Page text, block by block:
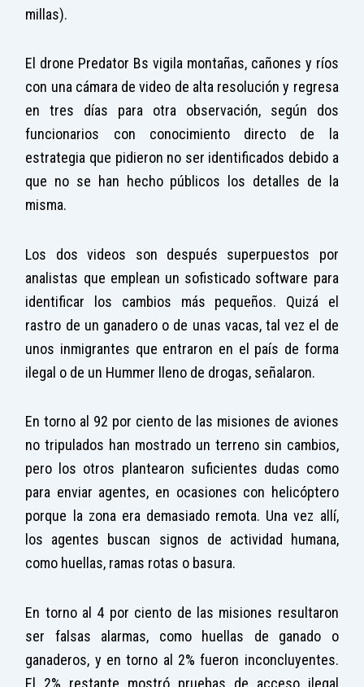
millas).
El drone Predator Bs vigila montañas, cañones y ríos
con una cámara de video de alta resolución y regresa
en tres días para otra observación, según dos
funcionarios con conocimiento directo de la
estrategia que pidieron no ser identificados debido a
que no se han hecho públicos los detalles de la
misma.
Los dos videos son después superpuestos por
analistas que emplean un sofisticado software para
identificar los cambios más pequeños. Quizá el
rastro de un ganadero o de unas vacas, tal vez el de
unos inmigrantes que entraron en el país de forma
ilegal o de un Hummer lleno de drogas, señalaron.
En torno al 92 por ciento de las misiones de aviones
no tripulados han mostrado un terreno sin cambios,
pero los otros plantearon suficientes dudas como
para enviar agentes, en ocasiones con helicóptero
porque la zona era demasiado remota. Una vez allí,
los agentes buscan signos de actividad humana,
como huellas, ramas rotas o basura.
En torno al 4 por ciento de las misiones resultaron
ser falsas alarmas, como huellas de ganado o
ganaderos, y en torno al 2% fueron inconcluyentes.
El 2% restante mostró pruebas de acceso ilegal